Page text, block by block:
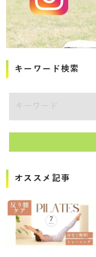
キーワード検索
オススメ記事